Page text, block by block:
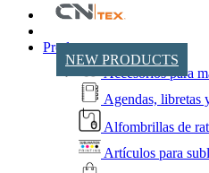
NEW PRODUCTS
Productos
Accesorios para
Agendas, libretas
Alfombrillas de
Artículos para